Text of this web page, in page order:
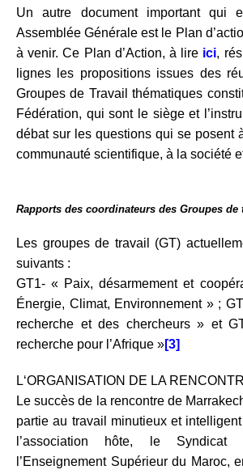
Un autre document important qui
Assemblée Générale est le Plan
à venir. Ce Plan d’Action, à lire ici,
lignes les propositions issues des
Groupes de Travail thématiques
Fédération, qui sont le siège et
débat sur les questions qui se posent
communauté scientifique, à la société
Rapports des coordinateurs des Groupes de
Les groupes de travail (GT)
suivants :
GT1- « Paix, désarmement et
Énergie, Climat, Environnement » ;
recherche et des chercheurs » et
recherche pour l’Afrique »[3]
L‘ORGANISATION DE LA
Le succès de la rencontre de
partie au travail minutieux et
l’association hôte, le Syndicat
l’Enseignement Supérieur du Maroc,